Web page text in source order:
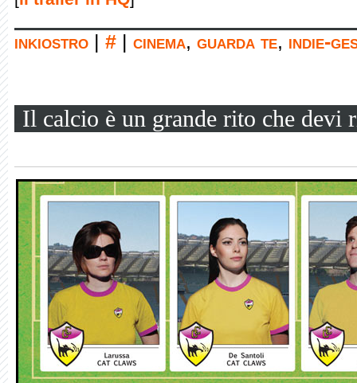
inkiostro # cinema, guarda te, indie-
Il calcio è un grande rito che devi